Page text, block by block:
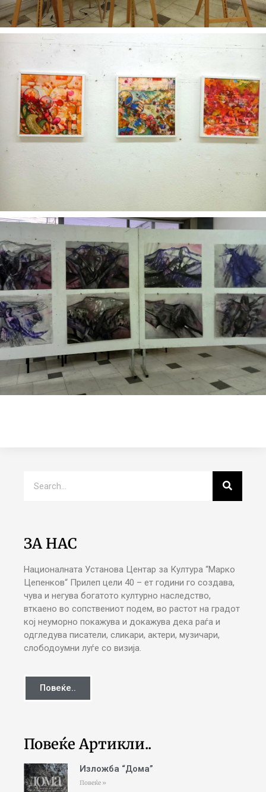
ЗА НАС
Националната Установа Центар за Култура “Марко
Цепенков“ Прилеп цели 40 – ет години го создава,
чува и негува богатото културно наследство,
вткаено во сопствениот подем, во растот на градот
кој неуморно покажува и докажува дека раѓа и
одгледува писатели, сликари, актери, музичари,
слободоумни луѓе со визија.
Повеќе..
Повеќе Артикли..
Изложба “Дома”
Повеќе »